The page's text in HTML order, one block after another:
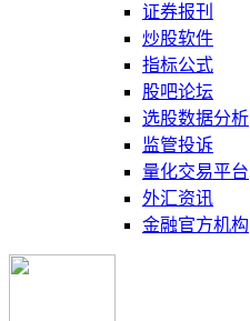
证券报刊
炒股软件
指标公式
股吧论坛
选股数据分析
监管投诉
量化交易平台
外汇资讯
金融官方机构